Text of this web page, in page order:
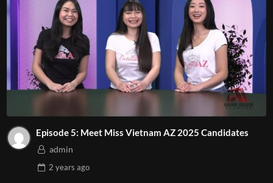
Episode 5: Meet Miss Vietnam AZ 2025 Candidates
admin
2 years ago